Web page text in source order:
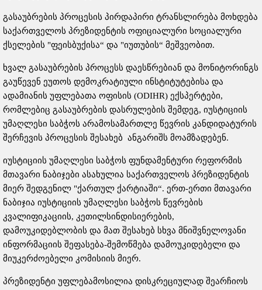
გასაუბრების პროცესის პირდაპირი ტრანსლირება მოხდება
საქართველოს პრეზიდენტის ოფიციალური სოციალური
ქსელების "ფეისბუქისა“ და "იუთუბის“ მეშვეობით.
ხვალ გასაუბრების პროცესს დაესწრებიან და მონიტორინგს
გაუწევენ ეუთოს დემოკრატიული ინსტიტუტებისა და
ადამიანის უფლებათა ოფისის (ODIHR) ექსპერტები,
რომლებიც გასაუბრების დასრულების შემდეგ, იუსტიციის
უმაღლესი საბჭოს არამოსამართლე წევრის კანდიდატურის
შერჩევის პროცესის შესახებ ანგარიშს მოამზადებენ.
იუსტიციის უმაღლესი საბჭოს ფუნდამენტური რეფორმის
მთავარი ნაბიჯები ასახულია საქართველოს პრეზიდენტის
მიერ შედგენილ "ქართულ ქარტიაში“. ერთ-ერთი მთავარი
ნაბიჯია იუსტიციის უმაღლესი საბჭოს წევრების
კვალიფიკაციის, კეთილსინდისიერების,
დამოუკიდებლობის და მათ შესახებ სხვა მნიშვნელოვანი
ინფორმაციის შეფასება-შემოწმება დამოუკიდებელი და
მიუკერძოებელი კომისიის მიერ.
პრეზიდენტი უფლებამოსილია დისკრეციულად შეარჩიოს